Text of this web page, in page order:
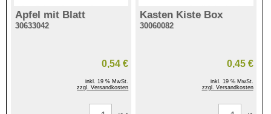
Apfel mit Blatt
30633042
0,54 €
inkl. 19 % MwSt.
zzgl. Versandkosten
Kasten Kiste Box
30060082
0,45 €
inkl. 19 % MwSt.
zzgl. Versandkosten